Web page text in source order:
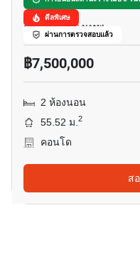
ดีลพิเศษ
ผ่านการตรวจสอบแล้ว
สุขุมวิท, กรุงเทพ
฿7,500,000
2 ห้องนอน
55.52 ม.2
คอนโด
ส